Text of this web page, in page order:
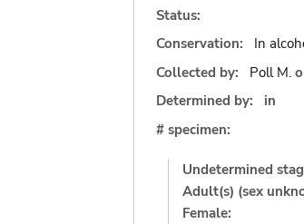
Status:
Conservation:
In
Collected by:
Poll M.
Determined by:
in
# specimen:
Undetermined
Adult(s) (sex
Female: